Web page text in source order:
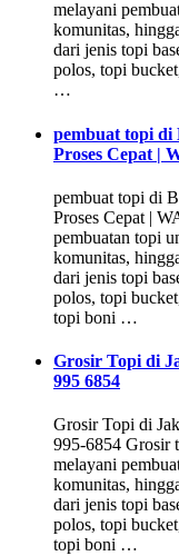
melayani
komunitas,
dari jenis topi
polos, topi
…
pembuat topi di
Proses Cepat |
pembuat topi di
Proses Cepat |
pembuatan topi
komunitas,
dari jenis topi
polos, topi
topi boni …
Grosir Topi di
995 6854
Grosir Topi di
995-6854 Grosir
melayani
komunitas,
dari jenis topi
polos, topi
topi boni …